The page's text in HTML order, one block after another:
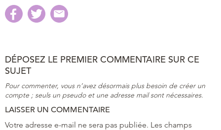
DÉPOSEZ LE PREMIER COMMENTAIRE SUR CE
SUJET
Pour commenter, vous n’avez désormais plus besoin de créer un
compte ; seuls un pseudo et une adresse mail sont nécessaires.
LAISSER UN COMMENTAIRE
Votre adresse e-mail ne sera pas publiée. Les champs